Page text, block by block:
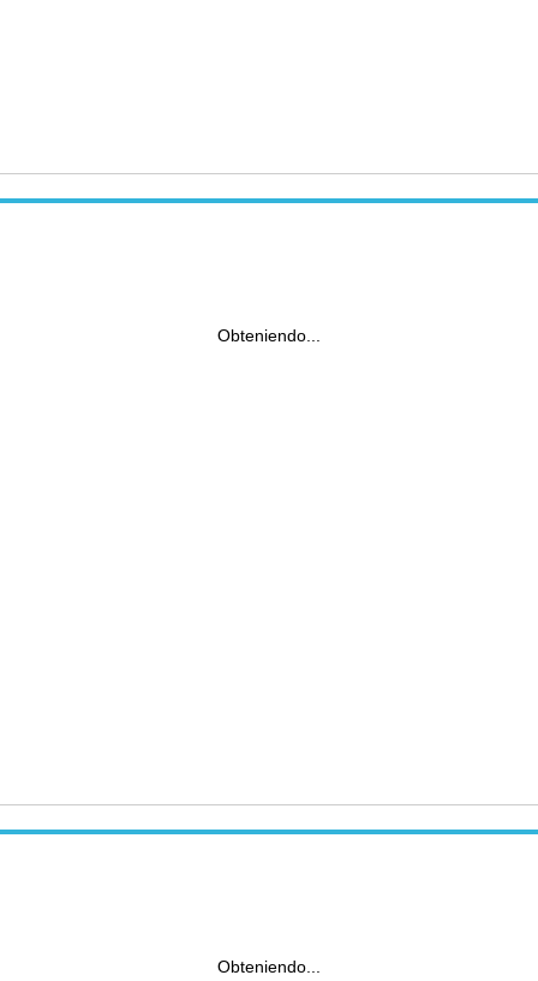
Obteniendo...
Obteniendo...